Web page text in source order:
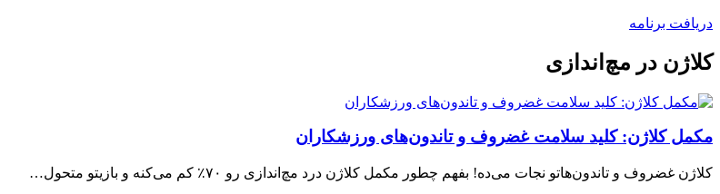
دریافت برنامه
کلاژن در مچ‌اندازی
مکمل کلاژن: کلید سلامت غضروف و تاندون‌های ورزشکاران
کلاژن غضروف و تاندون‌هاتو نجات می‌ده! بفهم چطور مکمل کلاژن درد مچ‌اندازی رو ۷۰٪ کم می‌کنه و بازیتو متحول…